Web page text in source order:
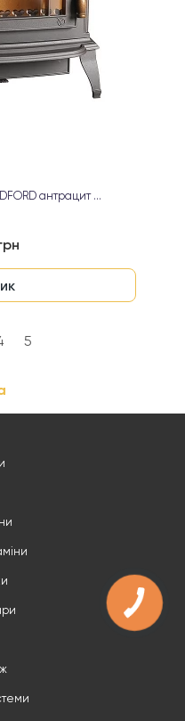
антрацит ...
5